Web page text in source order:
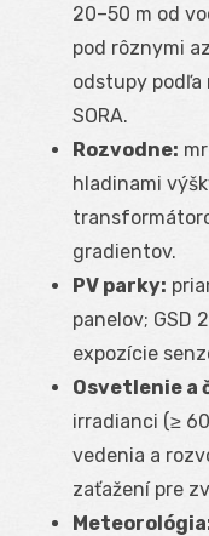
20–50 m od
pod rôznymi
odstupy podľa
SORA.
Rozvodne:
hladinami
gradientov.
PV parky:
panelov; GSD
expozície
Osvetlenie a
irradianci (≥
vedenia a
zaťažení pre